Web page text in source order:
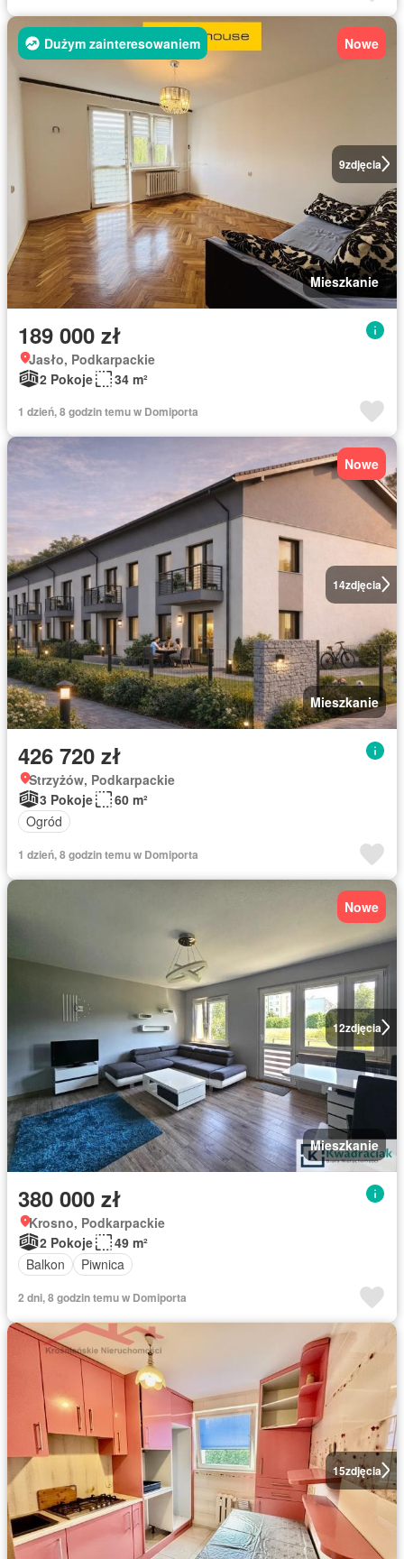
9zdjęcia
Dużym zainteresowaniem Nowe
Mieszkanie
189 000 zł
Jasło, Podkarpackie
2 Pokoje
34 m²
1 dzień, 8 godzin temu w Domiporta
14zdjęcia
Nowe
Mieszkanie
426 720 zł
Strzyżów, Podkarpackie
3 Pokoje
60 m²
Ogród
1 dzień, 8 godzin temu w Domiporta
12zdjęcia
Nowe
Mieszkanie
380 000 zł
Krosno, Podkarpackie
2 Pokoje
49 m²
Balkon
Piwnica
2 dni, 8 godzin temu w Domiporta
15zdjęcia